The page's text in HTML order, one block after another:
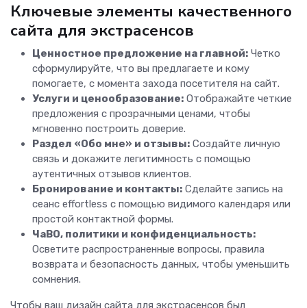
Ключевые элементы качественного
сайта для экстрасенсов
Ценностное предложение на главной: Четко
сформулируйте, что вы предлагаете и кому
помогаете, с момента захода посетителя на сайт.
Услуги и ценообразование: Отображайте четкие
предложения с прозрачными ценами, чтобы
мгновенно построить доверие.
Раздел «Обо мне» и отзывы: Создайте личную
связь и докажите легитимность с помощью
аутентичных отзывов клиентов.
Бронирование и контакты: Сделайте запись на
сеанс effortless с помощью видимого календаря или
простой контактной формы.
ЧаВО, политики и конфиденциальность:
Осветите распространенные вопросы, правила
возврата и безопасность данных, чтобы уменьшить
сомнения.